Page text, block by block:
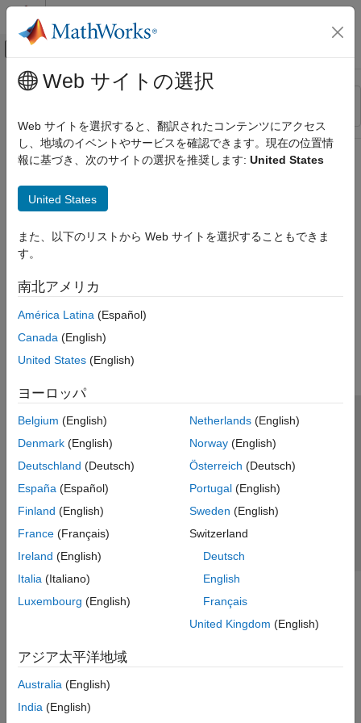
コンテンツへスキップ
オフキャンバス ナビゲーション メ
リソース
ステータス
メインコンテンツ
Web サイトの選択
Web サイトを選択すると、翻訳されたコンテンツにアクセス
し、地域のイベントやサービスを確認できます。現在の位置情
報に基づき、次のサイトの選択を推奨します: United States
United States
また、以下のリストから Web サイトを選択することもできま
す。
南北アメリカ
América Latina (Español)
Canada (English)
United States (English)
ヨーロッパ
Belgium (English)
Denmark (English)
Deutschland (Deutsch)
España (Español)
Finland (English)
France (Français)
Ireland (English)
Italia (Italiano)
Luxembourg (English)
Netherlands(English)
Norway(English)
Österreich (Deutsch)
Portugal(English)
Sweden (English)
Switzerland
Deutsch
English
Français
United Kingdom (English)
アジア太平洋地域
Australia (English)
India (English)
トラストセンター
プライバシー ポリシー
違法コピー防止
アプリケーション ステータス
© 1994-2026 The MathWorks, Inc.